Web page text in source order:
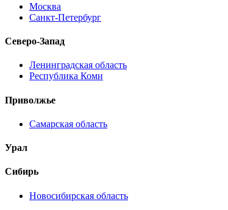
Москва
Санкт-Петербург
Северо-Запад
Ленинградская область
Республика Коми
Приволжье
Самарская область
Урал
Сибирь
Новосибирская область